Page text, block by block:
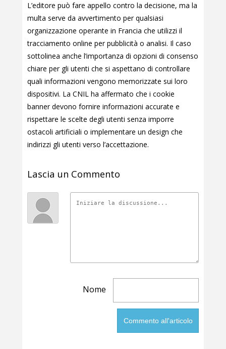
L’editore può fare appello contro la decisione, ma la
multa serve da avvertimento per qualsiasi
organizzazione operante in Francia che utilizzi il
tracciamento online per pubblicità o analisi. Il caso
sottolinea anche l’importanza di opzioni di consenso
chiare per gli utenti che si aspettano di controllare
quali informazioni vengono memorizzate sui loro
dispositivi. La CNIL ha affermato che i cookie
banner devono fornire informazioni accurate e
rispettare le scelte degli utenti senza imporre
ostacoli artificiali o implementare un design che
indirizzi gli utenti verso l’accettazione.
Lascia un Commento
Nome